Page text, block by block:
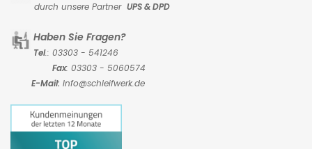
durch unsere Partner UPS & DPD
Haben Sie Fragen?
Tel.: 03303 - 541246
Fax: 03303 - 5060574
E-Mail: Info@schleifwerk.de